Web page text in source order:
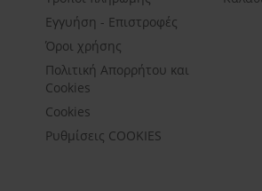
Εγγυήση - Επιστροφές
Όροι χρήσης
Πολιτική Απορρήτου και
Cookies
Cookies
Ρυθμίσεις COOKIES